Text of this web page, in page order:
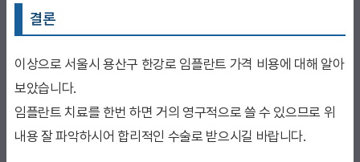
결론
이상으로 서울시 용산구 한강로 임플란트 가격 비용에 대해 알아
보았습니다.
임플란트 치료를 한번 하면 거의 영구적으로 쓸 수 있으므로 위
내용 잘 파악하시어 합리적인 수술로 받으시길 바랍니다.